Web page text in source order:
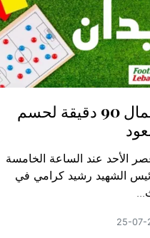
ديربي الشمال 90 دقيقة لحسم
الأحد عند الساعة الخامسة
الشهيد رشيد كرامي في
25-07-